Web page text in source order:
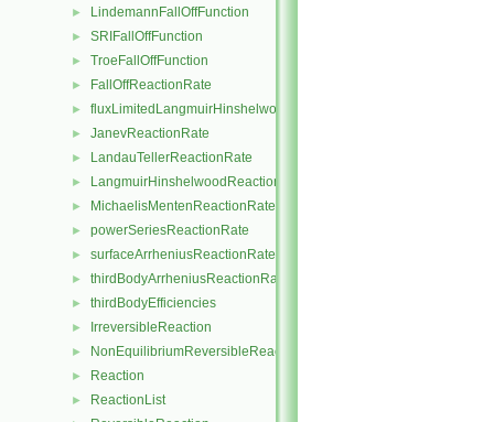
► LindemannFallOffFunction
► SRIFallOffFunction
► TroeFallOffFunction
► FallOffReactionRate
► fluxLimitedLangmuirHinshelwoodReactionRate
► JanevReactionRate
► LandauTellerReactionRate
► LangmuirHinshelwoodReactionRate
► MichaelisMentenReactionRate
► powerSeriesReactionRate
► surfaceArrheniusReactionRate
► thirdBodyArrheniusReactionRate
► thirdBodyEfficiencies
► IrreversibleReaction
► NonEquilibriumReversibleReaction
► Reaction
► ReactionList